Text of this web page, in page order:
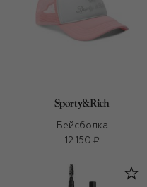
Бейсболка
12 150 ₽